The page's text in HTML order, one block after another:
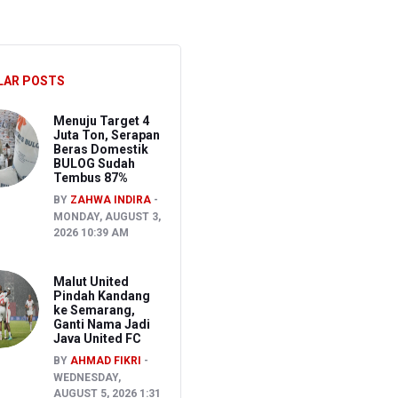
Terbatas
POSTS
Menuju Target 4
Juta Ton, Serapan
Beras Domestik
BULOG Sudah
Tembus 87%
BY ZAHWA INDIRA
MONDAY, AUGUST 3,
2026 10:39 AM
Malut United
Pindah Kandang
ke Semarang,
Ganti Nama Jadi
Java United FC
BY AHMAD FIKRI
WEDNESDAY,
AUGUST 5, 2026 1:31